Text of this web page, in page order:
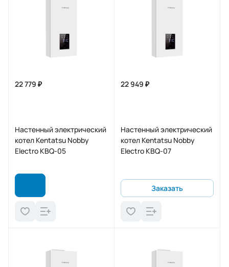
22 779 ₽
Настенный электрический
котел Kentatsu Nobby
Electro KBQ-05
22 949 ₽
Настенный электрический
котел Kentatsu Nobby
Electro KBQ-07
Заказать